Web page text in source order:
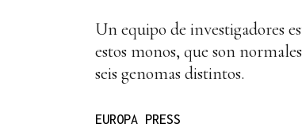
Un equipo de investigadores
estos monos, que son
seis genomas distintos.
EUROPA PRESS